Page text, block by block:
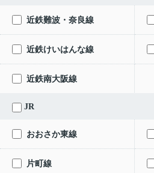
近鉄難波・奈良線
近鉄けいはんな線
近鉄南大阪線
JR
おおさか東線
片町線